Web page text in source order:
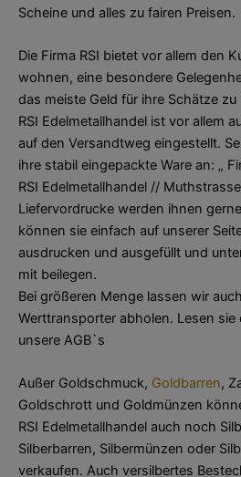
Scheine und alles zu fairen Preisen.
Die Firma RSI bietet vor allem den
wohnen, eine besondere
das meiste Geld für ihre Schätze
RSI Edelmetallhandel ist vor allem
auf den Versandtweg eingestellt.
ihre stabil eingepackte Ware an: „
RSI Edelmetallhandel //
Liefervordrucke werden ihnen
können sie einfach auf unserer
ausdrucken und ausgefüllt und
mit beilegen.
Bei größeren Menge lassen wir
Werttransporter abholen. Lesen sie
unsere AGB`s
Außer Goldschmuck, Goldbarren,
Goldschrott und Goldmünzen
RSI Edelmetallhandel auch noch
Silberbarren, Silbermünzen oder
verkaufen. Auch versilbertes